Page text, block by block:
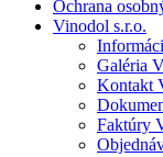
Ochrana
Vinodol s.r.o.
Galéria
Kontakt
Faktúry